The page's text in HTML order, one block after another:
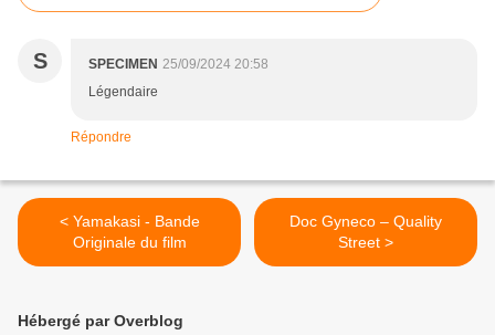
S SPECIMEN 25/09/2024 20:58
Légendaire
Répondre
< Yamakasi - Bande
Originale du film
Doc Gyneco – Quality
Street >
Hébergé par Overblog